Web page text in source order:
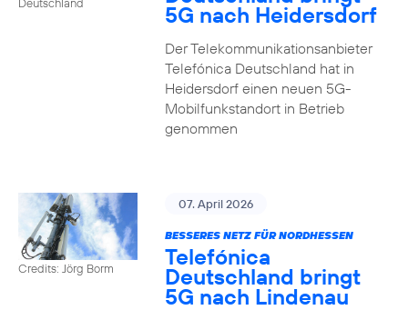
5G nach Heidersdorf
Der Telekommunikationsanbieter
Telefónica Deutschland hat in
Heidersdorf einen neuen 5G-
Mobilfunkstandort in Betrieb
genommen
Credits: Jörg Borm
07. April 2026
BESSERES NETZ FÜR NORDHESSEN
Telefónica
Deutschland bringt
5G nach Lindenau